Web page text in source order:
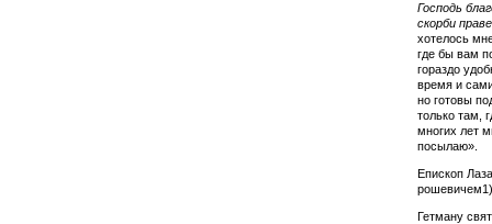
Господь
скорби
хотелось
где бы вам
гораздо
время и
но готовы
толь­ко там,
многих лет
посылаю».
Епископ
Гетману